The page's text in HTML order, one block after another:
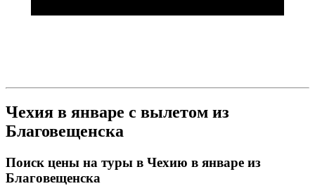
Чехия в январе с вылетом из
Благовещенска
Поиск цены на туры в Чехию в январе из
Благовещенска